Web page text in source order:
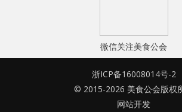
微信关注美食公会
浙ICP备16008014号-2
© 2015-2026 美食公会版权
网站开发